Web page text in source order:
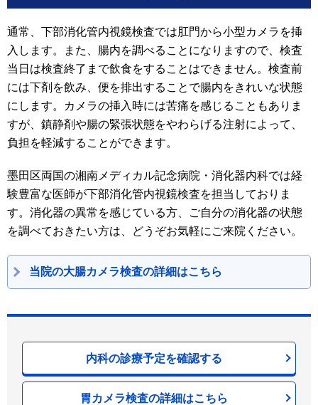
通常、下部消化管内視鏡検査では肛門から小型カメラを挿
入します。また、腸内を調べることになりますので、検査
当日は検査終了まで飲食をすることはできません。検査前
には下剤を飲み、便を排出することで腸内をきれいな状態
にします。カメラの挿入時には苦痛を感じることもありま
すが、鎮静剤や腸の緊張状態をやわらげる注射によって、
負担を軽減することができます。
墨田区両国の湘南メディカル記念病院・消化器内科では経
験豊富な医師が下部消化管内視鏡検査を担当しておりま
す。消化器の異常を感じている方、ご自分の消化器の状態
を調べておきたい方は、どうぞお気軽にご来院ください。
当院の大腸カメラ検査の詳細はこちら
内科の診療予定を確認する
胃カメラ検査の詳細はこちら